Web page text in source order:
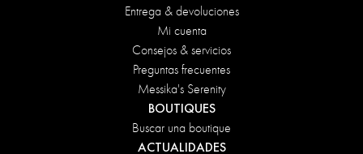
Entrega & devoluciones
Mi cuenta
Consejos & servicios
Preguntas frecuentes
Messika's Serenity
BOUTIQUES
Buscar una boutique
ACTUALIDADES